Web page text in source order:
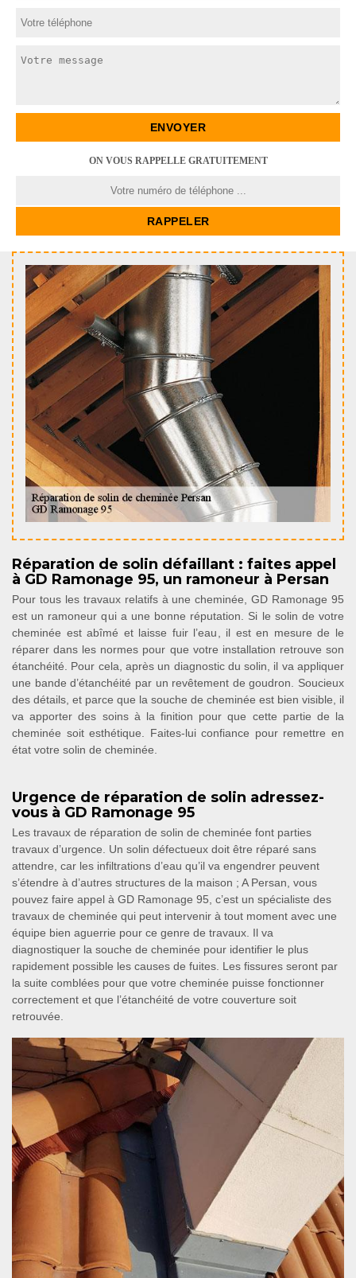
ON VOUS RAPPELLE GRATUITEMENT
Réparation de solin défaillant : faites appel
à GD Ramonage 95, un ramoneur à Persan
Pour tous les travaux relatifs à une cheminée, GD Ramonage 95
est un ramoneur qui a une bonne réputation. Si le solin de votre
cheminée est abîmé et laisse fuir l’eau, il est en mesure de le
réparer dans les normes pour que votre installation retrouve son
étanchéité. Pour cela, après un diagnostic du solin, il va appliquer
une bande d’étanchéité par un revêtement de goudron. Soucieux
des détails, et parce que la souche de cheminée est bien visible, il
va apporter des soins à la finition pour que cette partie de la
cheminée soit esthétique. Faites-lui confiance pour remettre en
état votre solin de cheminée.
Urgence de réparation de solin adressez-
vous à GD Ramonage 95
Les travaux de réparation de solin de cheminée font parties
travaux d’urgence. Un solin défectueux doit être réparé sans
attendre, car les infiltrations d’eau qu’il va engendrer peuvent
s’étendre à d’autres structures de la maison ; A Persan, vous
pouvez faire appel à GD Ramonage 95, c’est un spécialiste des
travaux de cheminée qui peut intervenir à tout moment avec une
équipe bien aguerrie pour ce genre de travaux. Il va
diagnostiquer la souche de cheminée pour identifier le plus
rapidement possible les causes de fuites. Les fissures seront par
la suite comblées pour que votre cheminée puisse fonctionner
correctement et que l’étanchéité de votre couverture soit
retrouvée.